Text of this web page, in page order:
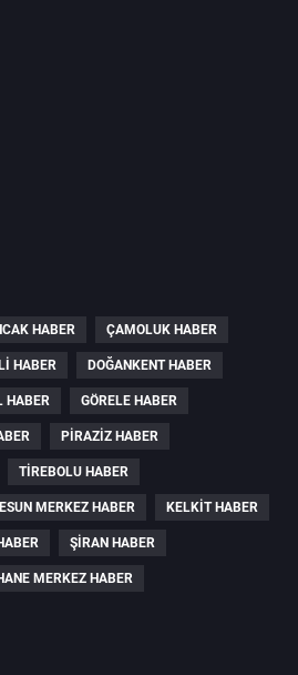
HABER ÇAMOLUK HABER
HABER DOĞANKENT HABER
HABER GÖRELE HABER
PIRAZIZ HABER
TIREBOLU HABER
MERKEZ HABER KELKIT HABER
ŞIRAN HABER
MERKEZ HABER